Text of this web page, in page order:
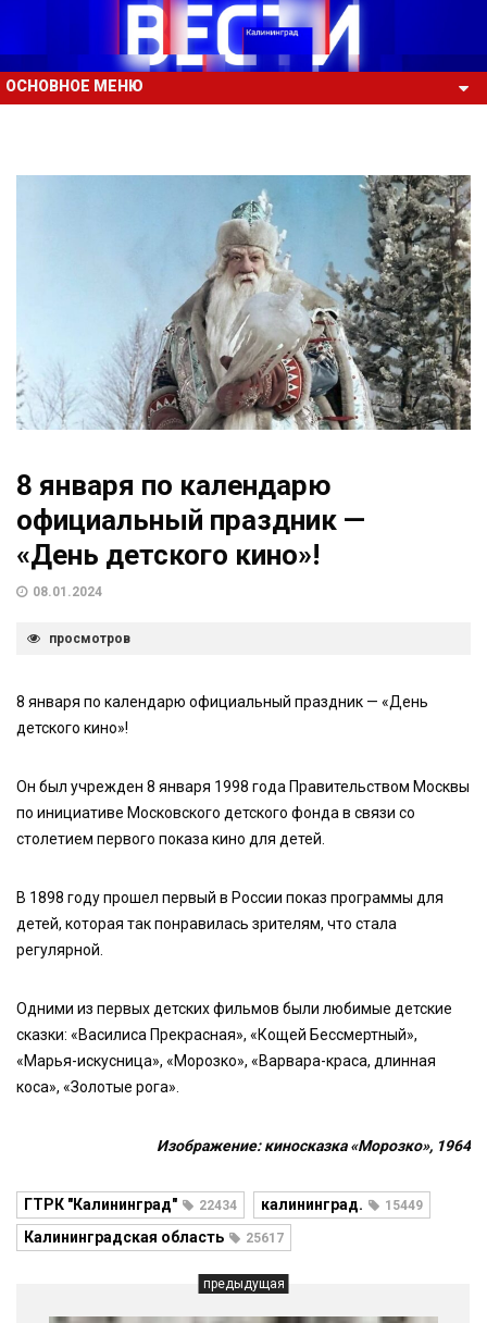
ОСНОВНОЕ МЕНЮ
8 января по календарю
официальный праздник —
«День детского кино»!
08.01.2024
просмотров
8 января по календарю официальный праздник — «День
детского кино»!
Он был учрежден 8 января 1998 года Правительством Москвы
по инициативе Московского детского фонда в связи со
столетием первого показа кино для детей.
В 1898 году прошел первый в России показ программы для
детей, которая так понравилась зрителям, что стала
регулярной.
Одними из первых детских фильмов были любимые детские
сказки: «Василиса Прекрасная», «Кощей Бессмертный»,
«Марья-искусница», «Морозко», «Варвара-краса, длинная
коса», «Золотые рога».
Изображение: киносказка «Морозко», 1964
ГТРК "Калининград" 22434 калининград. 15449
Калининградская область 25617
предыдущая